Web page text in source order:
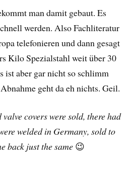
man damit gebaut. Es
werden. Also Fachliteratur
telefonieren und dann gesagt
Kilo Spezialstahl weit über 30
ist aber gar nicht so schlimm
geht da eh nichts. Geil.
covers were sold, there had
welded in Germany, sold to
back just the same 😉